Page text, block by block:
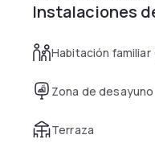
Instalaciones
Habitación
Zona de desayuno
Terraza